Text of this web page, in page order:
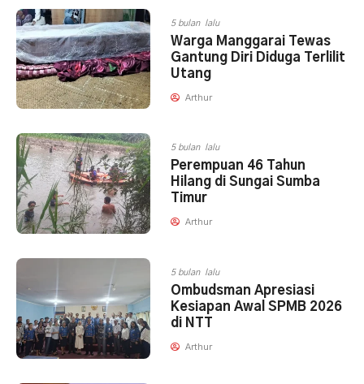
5 bulan lalu
Warga Manggarai Tewas
Gantung Diri Diduga Terlilit
Utang
Arthur
5 bulan lalu
Perempuan 46 Tahun
Hilang di Sungai Sumba
Timur
Arthur
5 bulan lalu
Ombudsman Apresiasi
Kesiapan Awal SPMB 2026
di NTT
Arthur